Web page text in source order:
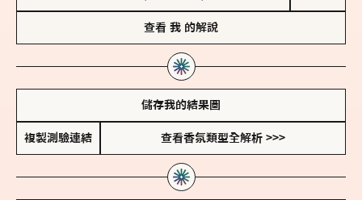
查看 我 的解說
儲存我的結果圖
複製測驗連結 查看香氛類型全解析 >>>